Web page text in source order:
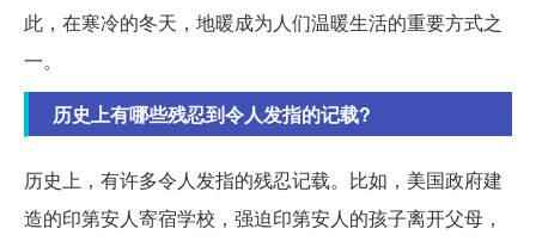
此，在寒冷的冬天，地暖成为人们温暖生活的重要方式之
一。
历史上有哪些残忍到令人发指的记载?
历史上，有许多令人发指的残忍记载。比如，美国政府建
造的印第安人寄宿学校，强迫印第安人的孩子离开父母，